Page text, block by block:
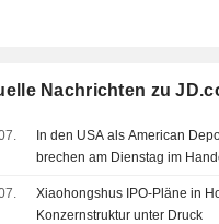
Nachrichten zu
In den USA als American
brechen am Dienstag im
Xiaohongshus IPO-Pläne in
Konzernstruktur unter Druck